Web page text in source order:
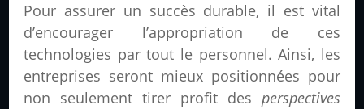
Pour assurer un succès durable, il est vital
d’encourager l’appropriation de ces
technologies par tout le personnel. Ainsi, les
entreprises seront mieux positionnées pour
non seulement tirer profit des perspectives